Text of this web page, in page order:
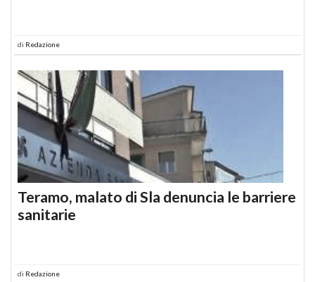
di Redazione
Teramo, malato di Sla denuncia le barriere
sanitarie
di Redazione